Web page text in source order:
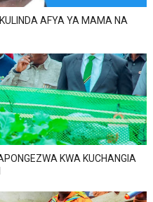
AFYA YA MAMA NA
KWA KUCHANGIA